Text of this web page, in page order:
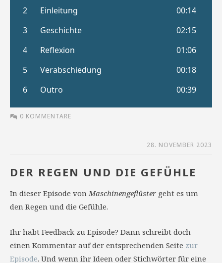
0 KOMMENTARE
28. NOVEMBER 2023
DER REGEN UND DIE GEFÜHLE
In dieser Episode vonMaschinengeflüster geht es um
den Regen und die Gefühle.
Ihr habt Feedback zu Episode? Dann schreibt doch
einen Kommentar auf der entsprechenden Seite zur
Episode. Und wenn ihr Ideen oder Stichwörter für eine